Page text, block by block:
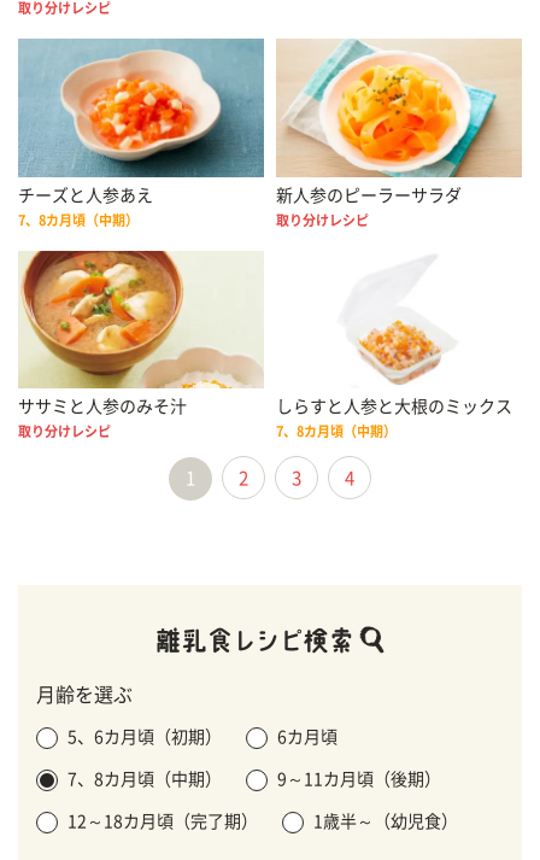
取り分けレシピ
チーズと人参あえ
7、8カ月頃（中期）
新人参のピーラーサラダ
取り分けレシピ
ササミと人参のみそ汁
取り分けレシピ
しらすと人参と大根のミックス
7、8カ月頃（中期）
1 2 3 4
月齢を選ぶ
5、6カ月頃（初期） 6カ月頃
7、8カ月頃（中期） 9～11カ月頃（後期）
12～18カ月頃（完了期） 1歳半～（幼児食）